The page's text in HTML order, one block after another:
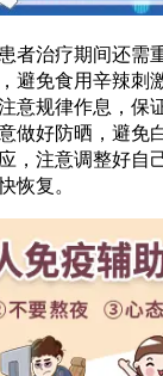
患者治疗期间还需
避免食用辛辣刺
意规律作息，保
做好防晒，避免
，注意调整好自
恢复。